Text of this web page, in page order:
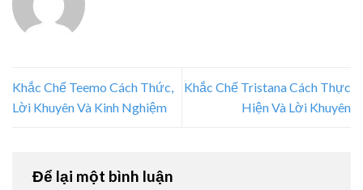
Khắc Chế Teemo Cách Thức,
Lời Khuyên Và Kinh Nghiệm
Khắc Chế Tristana Cách Thực
Hiện Và Lời Khuyên
Để lại một bình luận